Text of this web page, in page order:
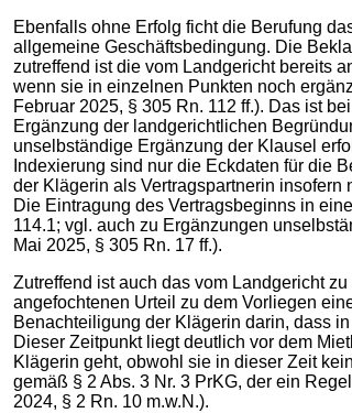
Ebenfalls ohne Erfolg ficht die Berufung
allgemeine Geschäftsbedingung. Die
zutreffend ist die vom Landgericht bereits
wenn sie in einzelnen Punkten noch
Februar 2025, § 305 Rn. 112 ff.). Das ist
Ergänzung der landgerichtlichen
unselbständige Ergänzung der Klausel
Indexierung sind nur die Eckdaten für die
der Klägerin als Vertragspartnerin
Die Eintragung des Vertragsbeginns in
114.1; vgl. auch zu Ergänzungen
Mai 2025, § 305 Rn. 17 ff.).
Zutreffend ist auch das vom Landgericht
angefochtenen Urteil zu dem Vorliegen
Benachteiligung der Klägerin darin, dass
Dieser Zeitpunkt liegt deutlich vor dem
Klägerin geht, obwohl sie in dieser Zeit
gemäß § 2 Abs. 3 Nr. 3 PrKG, der ein
2024, § 2 Rn. 10 m.w.N.).